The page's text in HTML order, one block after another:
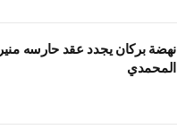
نهضة بركان يجدد عقد حارسه منير
المحمدي